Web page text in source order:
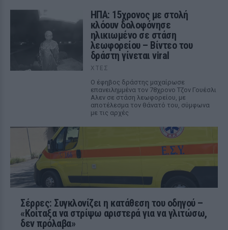
ΗΠΑ: 15χρονος με στολή
κλόουν δολοφόνησε
ηλικιωμένο σε στάση
λεωφορείου – Βίντεο του
δράστη γίνεται viral
ΧΤΕΣ
Ο έφηβος δράστης μαχαίρωσε
επανειλημμένα τον 78χρονο Τζον Γουέσλι
Αλεν σε στάση λεωφορείου, με
αποτέλεσμα τον θάνατό του, σύμφωνα
με τις αρχές
Σέρρες: Συγκλονίζει η κατάθεση του οδηγού –
«Κοίταξα να στρίψω αριστερά για να γλιτώσω,
δεν πρόλαβα»